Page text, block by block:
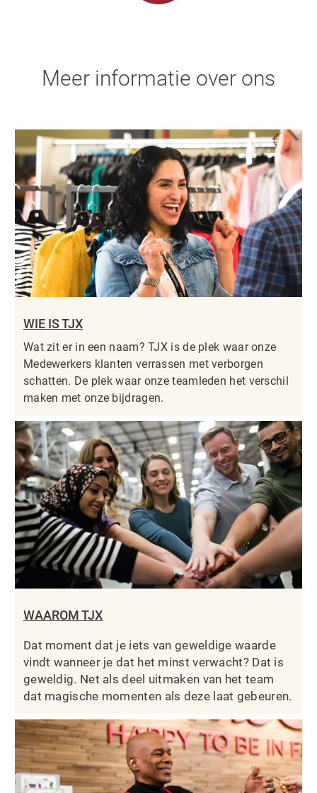
Meer informatie over ons
WIE IS TJX
Wat zit er in een naam? TJX is de plek waar onze
Medewerkers klanten verrassen met verborgen
schatten. De plek waar onze teamleden het verschil
maken met onze bijdragen.
WAAROM TJX
Dat moment dat je iets van geweldige waarde
vindt wanneer je dat het minst verwacht? Dat is
geweldig. Net als deel uitmaken van het team
dat magische momenten als deze laat gebeuren.